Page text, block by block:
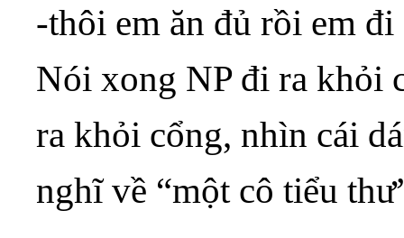
-thôi em ăn đủ rồi em đi
Nói xong NP đi ra khỏi
ra khỏi cổng, nhìn cái
nghĩ về “một cô tiểu